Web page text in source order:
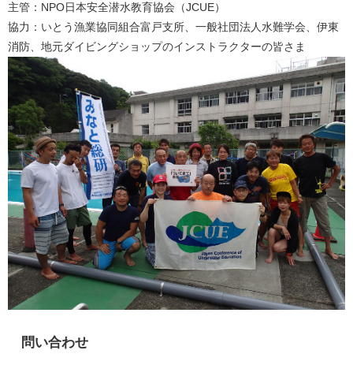
主管：NPO日本安全潜水教育協会（JCUE）
協力：いとう漁業協同組合富戸支所、一般社団法人水難学会、伊東
消防、地元ダイビングショップのインストラクターの皆さま
問い合わせ